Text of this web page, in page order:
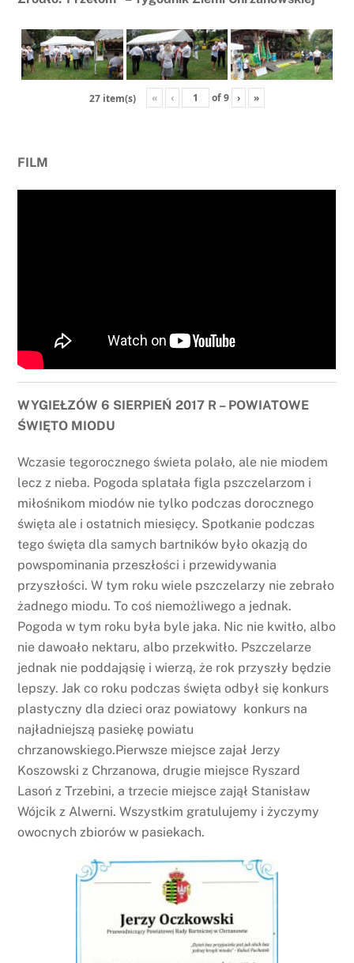
27 item(s) « ‹ of9 › »
FILM
WYGIEŁZÓW 6 SIERPIEŃ 2017 R – POWIATOWE
ŚWIĘTO MIODU
Wczasie tegorocznego świeta polało, ale nie miodem
lecz z nieba. Pogoda splatała figla pszczelarzom i
miłośnikom miodów nie tylko podczas dorocznego
święta ale i ostatnich miesięcy. Spotkanie podczas
tego święta dla samych bartników było okazją do
powspominania przeszłości i przewidywania
przyszłości. W tym roku wiele pszczelarzy nie zebrało
żadnego miodu. To coś niemożliwego a jednak.
Pogoda w tym roku była byle jaka. Nic nie kwitło, albo
nie dawoało nektaru, albo przekwitło. Pszczelarze
jednak nie poddająsię i wierzą, że rok przyszły będzie
lepszy. Jak co roku podczas święta odbył się konkurs
plastyczny dla dzieci oraz powiatowy konkurs na
najładniejszą pasiekę powiatu
chrzanowskiego.Pierwsze miejsce zajał Jerzy
Koszowski z Chrzanowa, drugie miejsce Ryszard
Lasoń z Trzebini, a trzecie miejsce zajął Stanisław
Wójcik z Alwerni. Wszystkim gratulujemy i życzymy
owocnych zbiorów w pasiekach.